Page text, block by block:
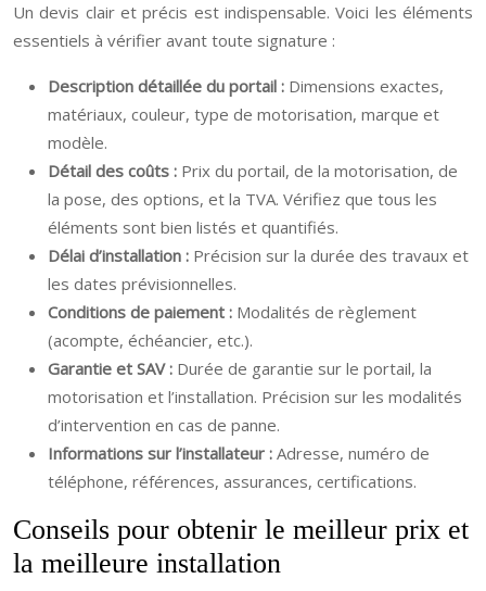
Un devis clair et précis est indispensable. Voici les éléments
essentiels à vérifier avant toute signature :
Description détaillée du portail : Dimensions exactes,
matériaux, couleur, type de motorisation, marque et
modèle.
Détail des coûts : Prix du portail, de la motorisation, de
la pose, des options, et la TVA. Vérifiez que tous les
éléments sont bien listés et quantifiés.
Délai d’installation : Précision sur la durée des travaux et
les dates prévisionnelles.
Conditions de paiement : Modalités de règlement
(acompte, échéancier, etc.).
Garantie et SAV : Durée de garantie sur le portail, la
motorisation et l’installation. Précision sur les modalités
d’intervention en cas de panne.
Informations sur l’installateur : Adresse, numéro de
téléphone, références, assurances, certifications.
Conseils pour obtenir le meilleur prix et
la meilleure installation